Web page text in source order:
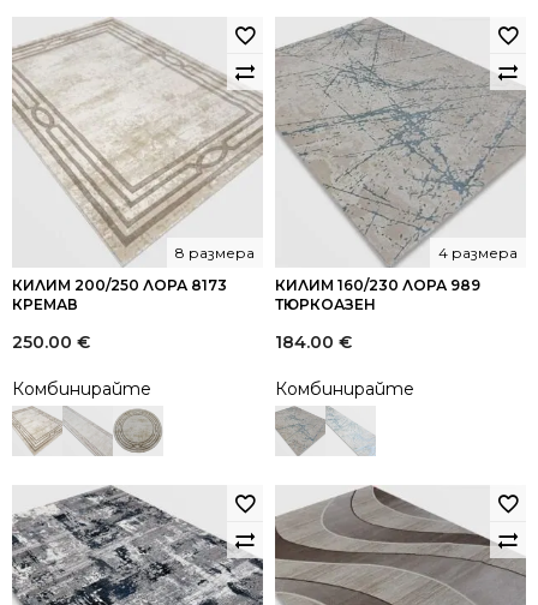
КИЛИМ 200/250 ЛОРА 8173
КРЕМАВ
8 размера
250.00 €
Комбинирайте
КИЛИМ 160/230 ЛОРА 989
ТЮРКОАЗЕН
4 размера
184.00 €
Комбинирайте